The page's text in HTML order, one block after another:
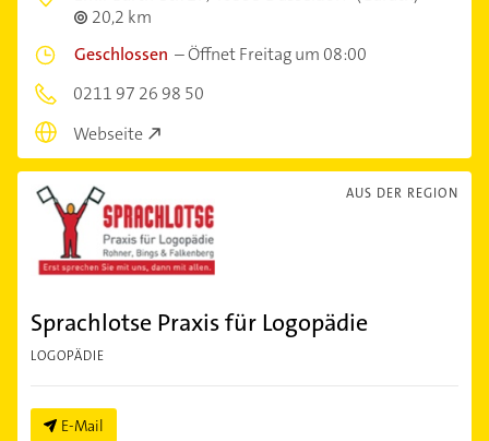
20,2 km
Geschlossen –Öffnet Freitag um 08:00
0211 97 26 98 50
Webseite
AUS DER REGION
Sprachlotse Praxis für Logopädie
LOGOPÄDIE
E-Mail